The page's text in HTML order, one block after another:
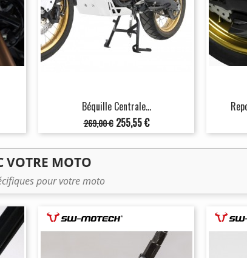
Béquille Centrale...
Prix
de
base
269,00 € Prix
255,55 €
VOTRE MOTO
pour votre moto